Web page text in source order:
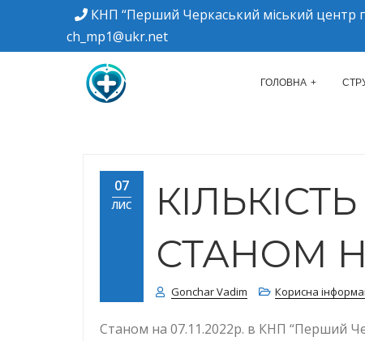
КНП “Перший Черкаський міський центр
ch_mp1@ukr.net
КНП "ПЕРШИЙ
ГОЛОВНА
07
ЛИС
СТАНОМ
Gonchar Vadim Корисна
Станом на 07.11.2022р. в КНП “Перший